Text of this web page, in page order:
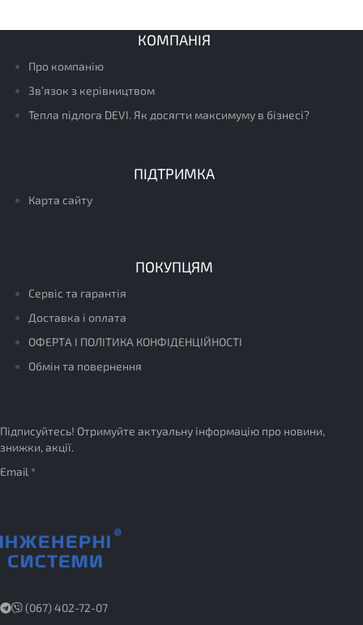
КОМПАНІЯ
Про компанію
Зв’язок з керівництвом
Тепла підлога DEVI. Як досягти максимуму в бізнесі?
ПІДТРИМКА
Карта сайту
ПОКУПЦЯМ
Сервіс та гарантія
Доставка і оплата
ОФЕРТА І ПОЛІТИКА КОНФІДЕНЦІЙНОСТІ
Обмін та повернення
Підписуйтесь! Отримуйте актуальну інформацію про новини,
знижки, акції.
Email *
(067) 402-72-07